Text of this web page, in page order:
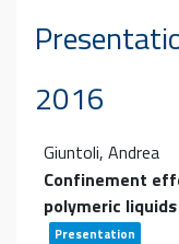
2016
Giuntoli, Andrea
Confinement
polymeric
Presentation